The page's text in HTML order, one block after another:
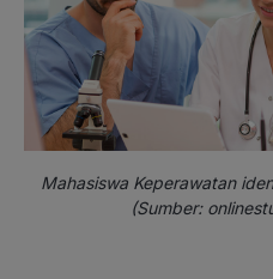
Mahasiswa Keperawatan
(Sumber: